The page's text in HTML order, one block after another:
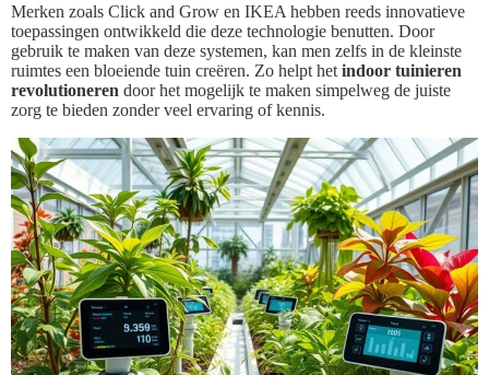
Merken zoals Click and Grow en IKEA hebben reeds innovatieve
toepassingen ontwikkeld die deze technologie benutten. Door
gebruik te maken van deze systemen, kan men zelfs in de kleinste
ruimtes een bloeiende tuin creëren. Zo helpt het indoor tuinieren
revolutioneren door het mogelijk te maken simpelweg de juiste
zorg te bieden zonder veel ervaring of kennis.